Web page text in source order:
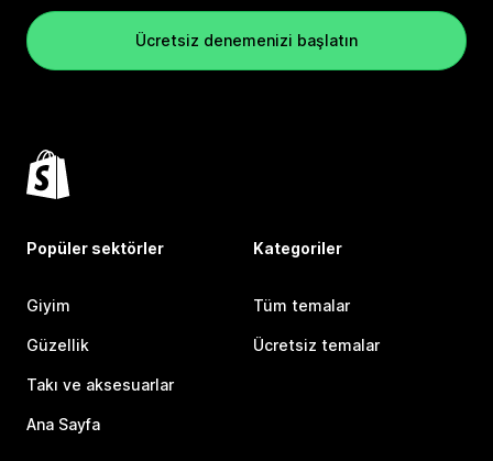
Ücretsiz denemenizi başlatın
Popüler sektörler
Giyim
Güzellik
Takı ve aksesuarlar
Ana Sayfa
Kategoriler
Tüm temalar
Ücretsiz temalar